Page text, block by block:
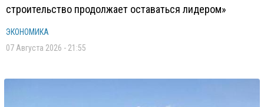
строительство продолжает оставаться лидером»
ЭКОНОМИКА
07 Августа 2026 - 21:55